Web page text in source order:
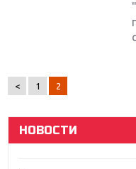
< 1 2
НОВОСТИ
Крупнейшие релизы
Новинки для
Far Cry 5: хвалить